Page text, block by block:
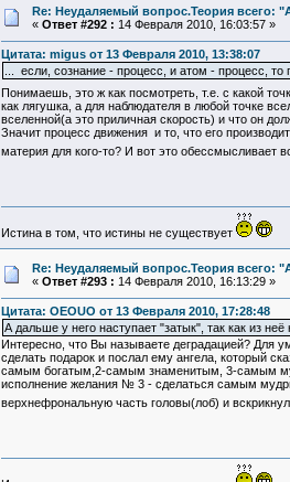
Re: Неудаляемый вопрос.Теория всего:
« Ответ #292 : 14 Февраля 2010, 16:03:57 »
Цитата: migus от 13 Февраля 2010, 13:38:07
... если, сознание - процесс, и атом - процесс,
Понимаешь, это ж как посмотреть, т.е. с какой
как лягушка, а для наблюдателя в любой точке
вселенной(а это приличная скорость) и что он
Значит процесс движения и то, что его
материя для кого-то? И вот это
Истина в том, что истины не существует
Re: Неудаляемый вопрос.Теория всего:
« Ответ #293 : 14 Февраля 2010, 16:13:29 »
Цитата: OEOUO от 13 Февраля 2010, 17:28:48
А дальше у него наступает "затык", так как из
Интересно, что Вы называете деградацией? Для
сделать подарок и послал ему ангела, который
самым богатым,2-самым знаменитым, 3-самым
исполнение желания № 3 - сделаться самым
верхнефрональную часть головы(лоб) и